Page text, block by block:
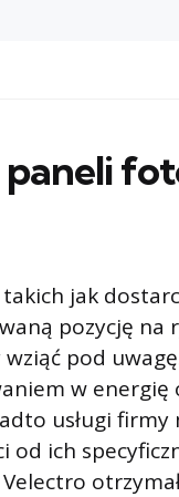
jak
pozycję na
pod
w energię
usługi
od ich